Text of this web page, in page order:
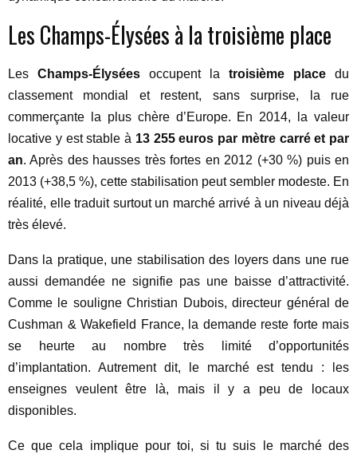
Les Champs-Élysées à la troisième place
Les Champs-Élysées occupent la troisième place du
classement mondial et restent, sans surprise, la rue
commerçante la plus chère d’Europe. En 2014, la valeur
locative y est stable à 13 255 euros par mètre carré et par
an. Après des hausses très fortes en 2012 (+30 %) puis en
2013 (+38,5 %), cette stabilisation peut sembler modeste. En
réalité, elle traduit surtout un marché arrivé à un niveau déjà
très élevé.
Dans la pratique, une stabilisation des loyers dans une rue
aussi demandée ne signifie pas une baisse d’attractivité.
Comme le souligne Christian Dubois, directeur général de
Cushman & Wakefield France, la demande reste forte mais
se heurte au nombre très limité d’opportunités
d’implantation. Autrement dit, le marché est tendu : les
enseignes veulent être là, mais il y a peu de locaux
disponibles.
Ce que cela implique pour toi, si tu suis le marché des